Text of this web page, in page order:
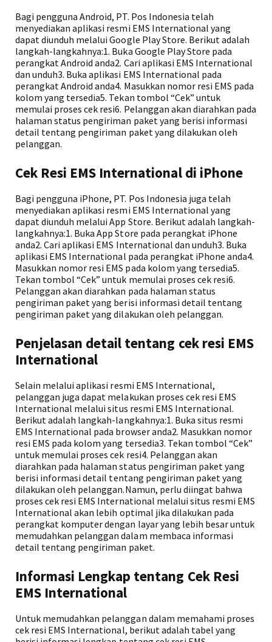
Bagi pengguna Android, PT. Pos Indonesia telah
menyediakan aplikasi resmi EMS International yang
dapat diunduh melalui Google Play Store. Berikut adalah
langkah-langkahnya:1. Buka Google Play Store pada
perangkat Android anda2. Cari aplikasi EMS International
dan unduh3. Buka aplikasi EMS International pada
perangkat Android anda4. Masukkan nomor resi EMS pada
kolom yang tersedia5. Tekan tombol “Cek” untuk
memulai proses cek resi6. Pelanggan akan diarahkan pada
halaman status pengiriman paket yang berisi informasi
detail tentang pengiriman paket yang dilakukan oleh
pelanggan.
Cek Resi EMS International di iPhone
Bagi pengguna iPhone, PT. Pos Indonesia juga telah
menyediakan aplikasi resmi EMS International yang
dapat diunduh melalui App Store. Berikut adalah langkah-
langkahnya:1. Buka App Store pada perangkat iPhone
anda2. Cari aplikasi EMS International dan unduh3. Buka
aplikasi EMS International pada perangkat iPhone anda4.
Masukkan nomor resi EMS pada kolom yang tersedia5.
Tekan tombol “Cek” untuk memulai proses cek resi6.
Pelanggan akan diarahkan pada halaman status
pengiriman paket yang berisi informasi detail tentang
pengiriman paket yang dilakukan oleh pelanggan.
Penjelasan detail tentang cek resi EMS
International
Selain melalui aplikasi resmi EMS International,
pelanggan juga dapat melakukan proses cek resi EMS
International melalui situs resmi EMS International.
Berikut adalah langkah-langkahnya:1. Buka situs resmi
EMS International pada browser anda2. Masukkan nomor
resi EMS pada kolom yang tersedia3. Tekan tombol “Cek”
untuk memulai proses cek resi4. Pelanggan akan
diarahkan pada halaman status pengiriman paket yang
berisi informasi detail tentang pengiriman paket yang
dilakukan oleh pelanggan.Namun, perlu diingat bahwa
proses cek resi EMS International melalui situs resmi EMS
International akan lebih optimal jika dilakukan pada
perangkat komputer dengan layar yang lebih besar untuk
memudahkan pelanggan dalam membaca informasi
detail tentang pengiriman paket.
Informasi Lengkap tentang Cek Resi
EMS International
Untuk memudahkan pelanggan dalam memahami proses
cek resi EMS International, berikut adalah tabel yang